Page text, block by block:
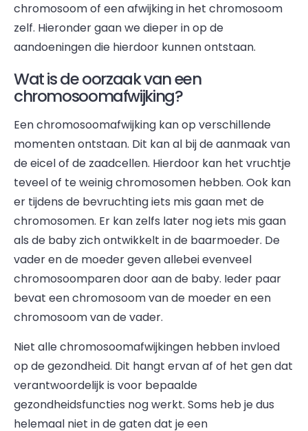
chromosoom of een afwijking in het chromosoom
zelf. Hieronder gaan we dieper in op de
aandoeningen die hierdoor kunnen ontstaan.
Wat is de oorzaak van een
chromosoomafwijking?
Een chromosoomafwijking kan op verschillende
momenten ontstaan. Dit kan al bij de aanmaak van
de eicel of de zaadcellen. Hierdoor kan het vruchtje
teveel of te weinig chromosomen hebben. Ook kan
er tijdens de bevruchting iets mis gaan met de
chromosomen. Er kan zelfs later nog iets mis gaan
als de baby zich ontwikkelt in de baarmoeder. De
vader en de moeder geven allebei evenveel
chromosoomparen door aan de baby. Ieder paar
bevat een chromosoom van de moeder en een
chromosoom van de vader.
Niet alle chromosoomafwijkingen hebben invloed
op de gezondheid. Dit hangt ervan af of het gen dat
verantwoordelijk is voor bepaalde
gezondheidsfuncties nog werkt. Soms heb je dus
helemaal niet in de gaten dat je een